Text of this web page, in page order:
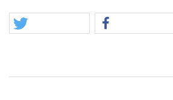
unfassbarer Mengen. Wir werden
jungfreuliche Videos davon machen.